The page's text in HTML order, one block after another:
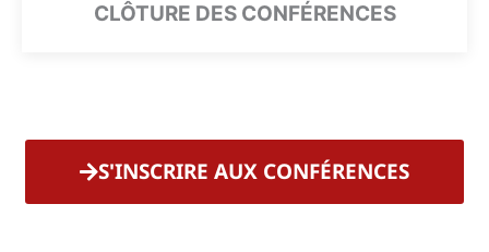
CLÔTURE DES CONFÉRENCES
S'INSCRIRE AUX CONFÉRENCES